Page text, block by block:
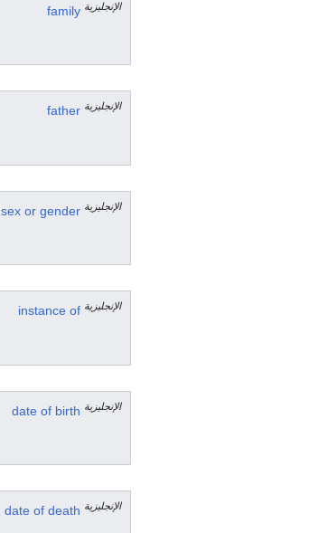
family الإنجليزية
father الإنجليزية
sex or gender الإنجليزية
instance of الإنجليزية
date of birth الإنجليزية
date of death الإنجليزية